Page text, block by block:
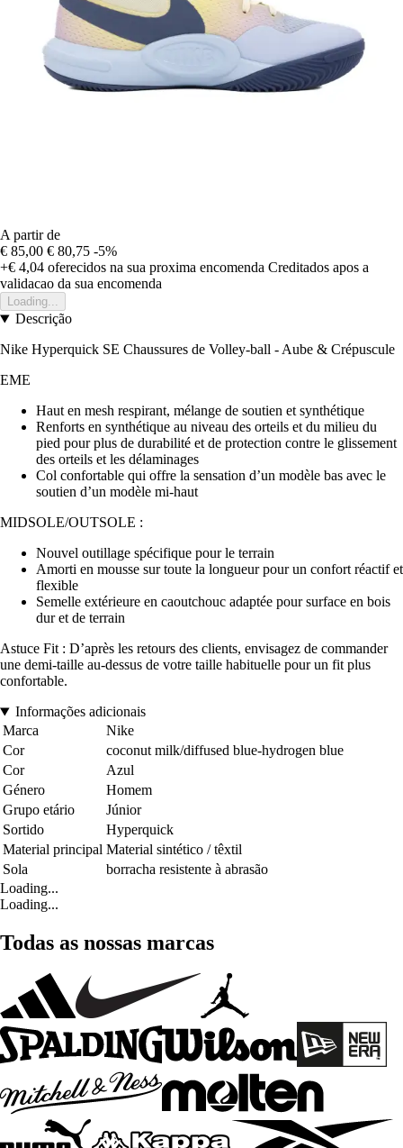
A partir de
€ 85,00 € 80,75 -5%
+€ 4,04 oferecidos na sua proxima encomenda Creditados apos a
validacao da sua encomenda
Loading...
Descrição
Nike Hyperquick SE Chaussures de Volley-ball - Aube & Crépuscule
EME
Haut en mesh respirant, mélange de soutien et synthétique
Renforts en synthétique au niveau des orteils et du milieu du
pied pour plus de durabilité et de protection contre le glissement
des orteils et les délaminages
Col confortable qui offre la sensation d’un modèle bas avec le
soutien d’un modèle mi-haut
MIDSOLE/OUTSOLE :
Nouvel outillage spécifique pour le terrain
Amorti en mousse sur toute la longueur pour un confort réactif et
flexible
Semelle extérieure en caoutchouc adaptée pour surface en bois
dur et de terrain
Astuce Fit : D’après les retours des clients, envisagez de commander
une demi-taille au-dessus de votre taille habituelle pour un fit plus
confortable.
Informações adicionais
Marca
Nike
Cor
coconut milk/diffused blue-hydrogen blue
Cor
Azul
Género
Homem
Grupo etário
Júnior
Sortido
Hyperquick
Material principal Material sintético / têxtil
Sola
borracha resistente à abrasão
Loading...
Loading...
Todas as nossas marcas